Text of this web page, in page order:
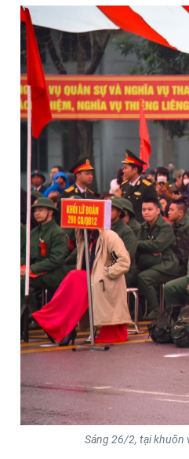
Sáng 26/2, tại khuôn